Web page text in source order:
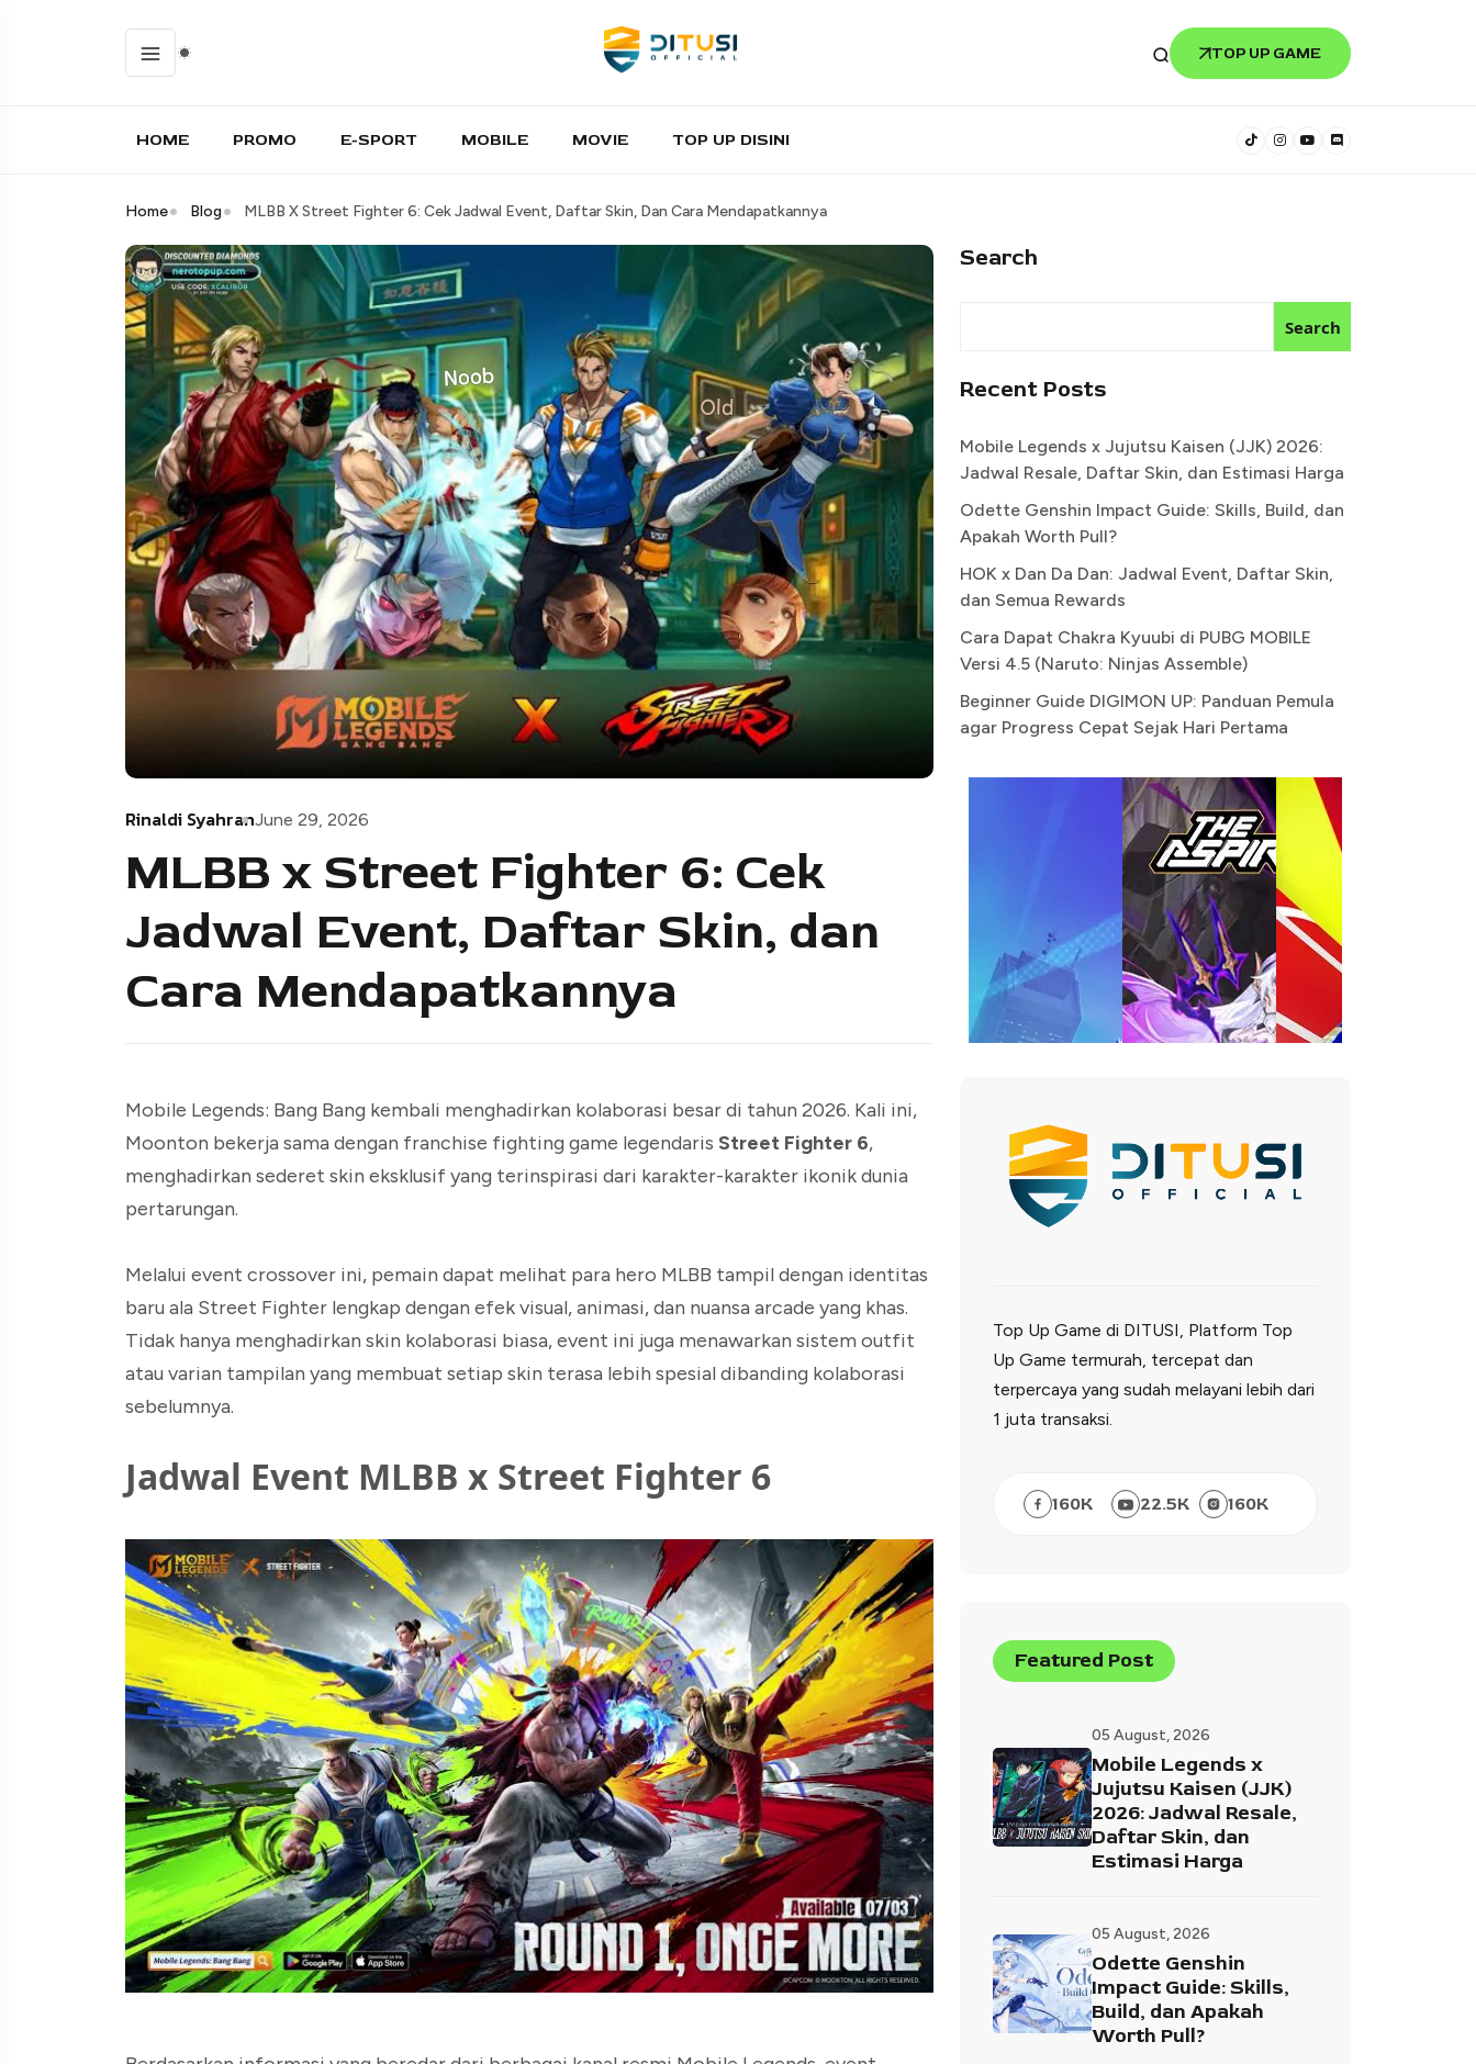
TOP UP GAME
HOME PROMO E-SPORT MOBILE MOVIE TOP UP DISINI
Home Blog MLBB X Street Fighter 6: Cek Jadwal Event, Daftar Skin, Dan Cara Mendapatkannya
Rinaldi SyahranJune 29, 2026
MLBB x Street Fighter 6: Cek
Jadwal Event, Daftar Skin, dan
Cara Mendapatkannya
Mobile Legends: Bang Bang kembali menghadirkan kolaborasi besar di tahun 2026. Kali ini,
Moonton bekerja sama dengan franchise fighting game legendaris Street Fighter 6,
menghadirkan sederet skin eksklusif yang terinspirasi dari karakter-karakter ikonik dunia
pertarungan.
Melalui event crossover ini, pemain dapat melihat para hero MLBB tampil dengan identitas
baru ala Street Fighter lengkap dengan efek visual, animasi, dan nuansa arcade yang khas.
Tidak hanya menghadirkan skin kolaborasi biasa, event ini juga menawarkan sistem outfit
atau varian tampilan yang membuat setiap skin terasa lebih spesial dibanding kolaborasi
sebelumnya.
Jadwal Event MLBB x Street Fighter 6
Search
Search
Recent Posts
Mobile Legends x Jujutsu Kaisen (JJK) 2026:
Jadwal Resale, Daftar Skin, dan Estimasi Harga
Odette Genshin Impact Guide: Skills, Build, dan
Apakah Worth Pull?
HOK x Dan Da Dan: Jadwal Event, Daftar Skin,
dan Semua Rewards
Cara Dapat Chakra Kyuubi di PUBG MOBILE
Versi 4.5 (Naruto: Ninjas Assemble)
Beginner Guide DIGIMON UP: Panduan Pemula
agar Progress Cepat Sejak Hari Pertama
Top Up Game di DITUSI, Platform Top
Up Game termurah, tercepat dan
terpercaya yang sudah melayani lebih dari
1 juta transaksi.
160K 22.5K 160K
Featured Post
05 August, 2026
Mobile Legends x
Jujutsu Kaisen (JJK)
2026: Jadwal Resale,
Daftar Skin, dan
Estimasi Harga
05 August, 2026
Odette Genshin
Impact Guide: Skills,
Build, dan Apakah
Worth Pull?